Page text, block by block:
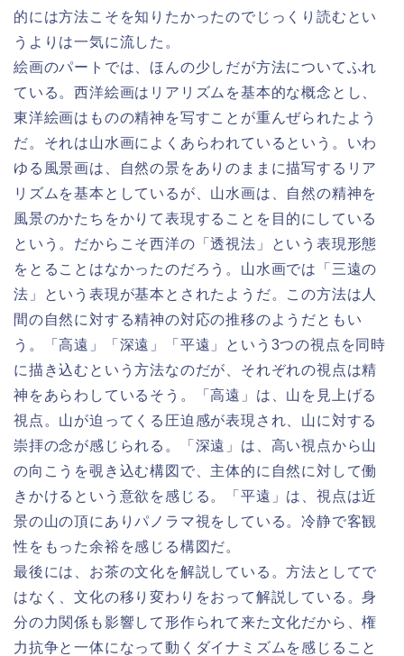
的には方法こそを知りたかったのでじっくり読むとい
うよりは一気に流した。
絵画のパートでは、ほんの少しだが方法についてふれ
ている。西洋絵画はリアリズムを基本的な概念とし、
東洋絵画はものの精神を写すことが重んぜられたよう
だ。それは山水画によくあらわれているという。いわ
ゆる風景画は、自然の景をありのままに描写するリア
リズムを基本としているが、山水画は、自然の精神を
風景のかたちをかりて表現することを目的にしている
という。だからこそ西洋の「透視法」という表現形態
をとることはなかったのだろう。山水画では「三遠の
法」という表現が基本とされたようだ。この方法は人
間の自然に対する精神の対応の推移のようだともい
う。「高遠」「深遠」「平遠」という3つの視点を同時
に描き込むという方法なのだが、それぞれの視点は精
神をあらわしているそう。「高遠」は、山を見上げる
視点。山が迫ってくる圧迫感が表現され、山に対する
崇拝の念が感じられる。「深遠」は、高い視点から山
の向こうを覗き込む構図で、主体的に自然に対して働
きかけるという意欲を感じる。「平遠」は、視点は近
景の山の頂にありパノラマ視をしている。冷静で客観
性をもった余裕を感じる構図だ。
最後には、お茶の文化を解説している。方法としてで
はなく、文化の移り変わりをおって解説している。身
分の力関係も影響して形作られて来た文化だから、権
力抗争と一体になって動くダイナミズムを感じること